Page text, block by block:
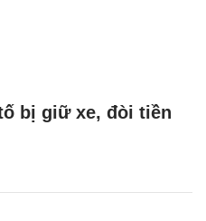
bị giữ xe, đòi tiền